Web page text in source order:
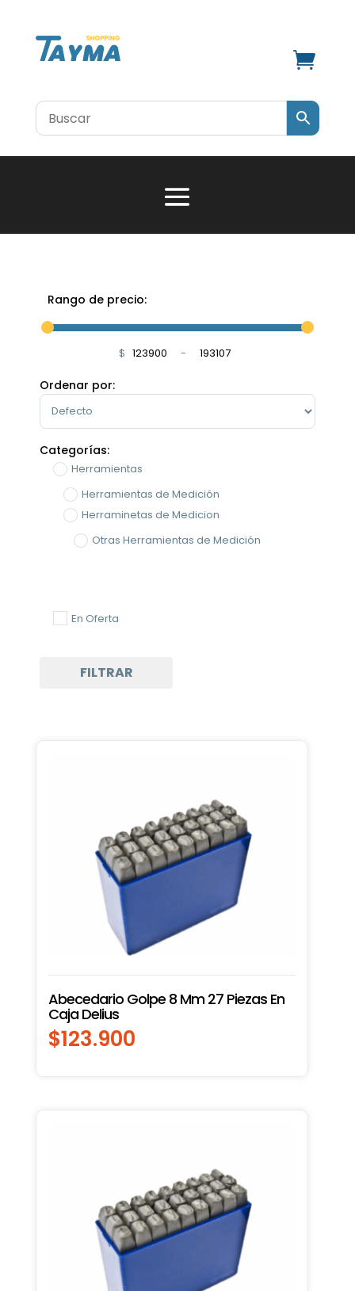

Rango de precio:
$ Minimum Price
-
Maximum Price
Ordenar por:
Sort Products
Categorías:
Herramientas
Herramientas de Medición
Herraminetas de Medicion
Otras Herramientas de Medición
En Oferta
FILTRAR
Abecedario Golpe 8 Mm 27 Piezas En
Caja Delius
$123.900